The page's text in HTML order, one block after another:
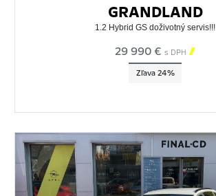
GRANDLAND
1.2 Hybrid GS doživotný servis!!!
29 990 €s DPH 
Zľava 24%